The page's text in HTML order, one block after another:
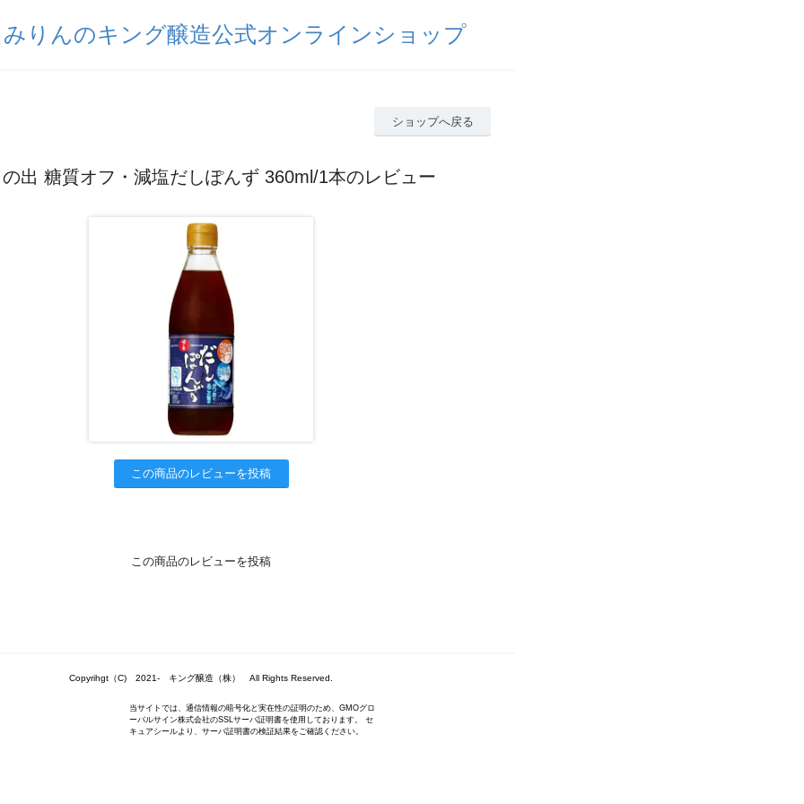
みりんのキング醸造公式オンラインショップ
ショップへ戻る
の出 糖質オフ・減塩だしぽんず 360ml/1本のレビュー
この商品のレビューを投稿
この商品のレビューを投稿
Copyrihgt（C) 2021- キング醸造（株） All Rights Reserved.
当サイトでは、通信情報の暗号化と実在性の証明のため、GMOグロ
ーバルサイン株式会社のSSLサーバ証明書を使用しております。 セ
キュアシールより、サーバ証明書の検証結果をご確認ください。